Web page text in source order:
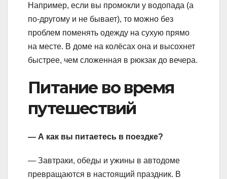
Например, если вы промокли у водопада (а
по-другому и не бывает), то можно без
проблем поменять одежду на сухую прямо
на месте. В доме на колёсах она и высохнет
быстрее, чем сложенная в рюкзак до вечера.
Питание во время
путешествий
— А как вы питаетесь в поездке?
— Завтраки, обеды и ужины в автодоме
превращаются в настоящий праздник. В